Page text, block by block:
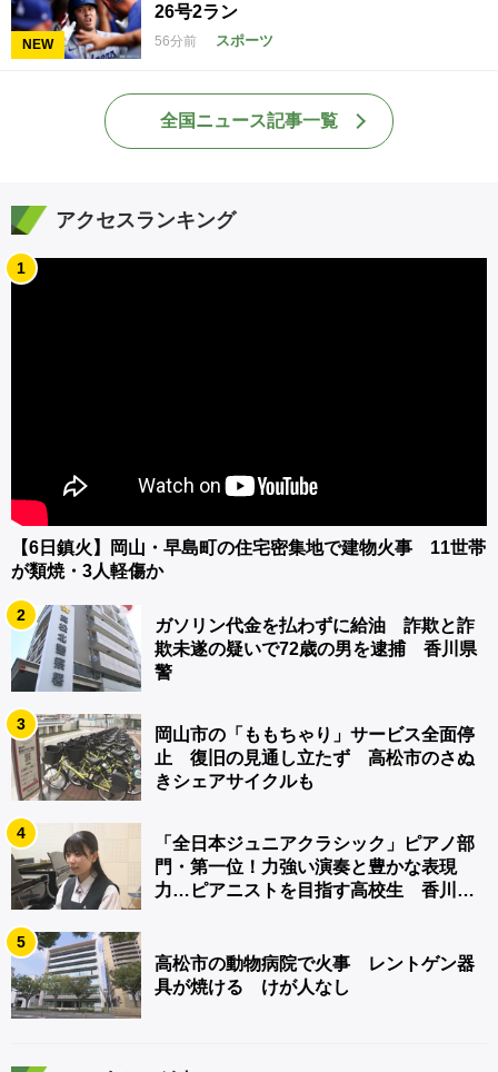
NEW
26号2ラン
56分前 スポーツ
全国ニュース記事一覧
アクセスランキング
1
【6日鎮火】岡山・早島町の住宅密集地で建物火事 11世帯
が類焼・3人軽傷か
2
ガソリン代金を払わずに給油 詐欺と詐
欺未遂の疑いで72歳の男を逮捕 香川県
警
3
岡山市の「ももちゃり」サービス全面停
止 復旧の見通し立たず 高松市のさぬ
きシェアサイクルも
4
「全日本ジュニアクラシック」ピアノ部
門・第一位！力強い演奏と豊かな表現
力…ピアニストを目指す高校生 香川
5
高松市の動物病院で火事 レントゲン器
具が焼ける けが人なし